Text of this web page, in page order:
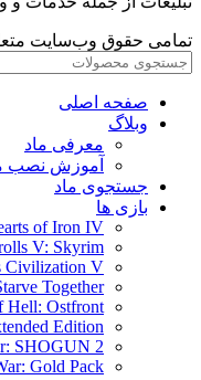
تمامی حقوق وب‌سایت
صفحه اصلی
وبلاگ
معرفی ماد
آموزش نصب
جستجوی ماد
بازی ها
of Iron IV
V: Skyrim
Civilization V
Together
Hell: Ostfront
Edition
SHOGUN 2
Gold Pack